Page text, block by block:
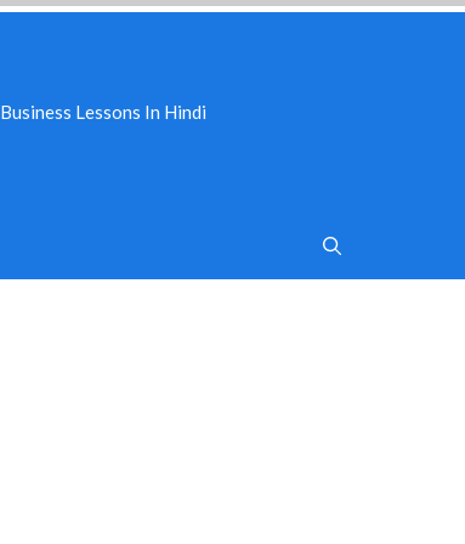
Business Lessons In Hindi